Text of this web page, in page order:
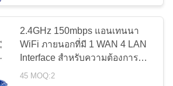
ในกลางแจ้ง
2.4GHz 150mbps แอนเทนนา
WiFi ภายนอกที่มี 1 WAN 4 LAN
Interface สําหรับความต้องการ
มาตรฐานสูง
45 MOQ:2